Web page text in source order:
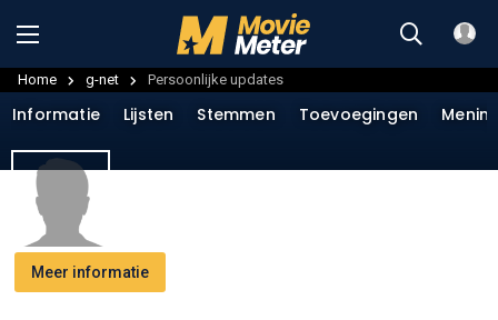
Home g-net Persoonlijke updates
Meer informatie
Informatie Lijsten Stemmen Toevoegingen